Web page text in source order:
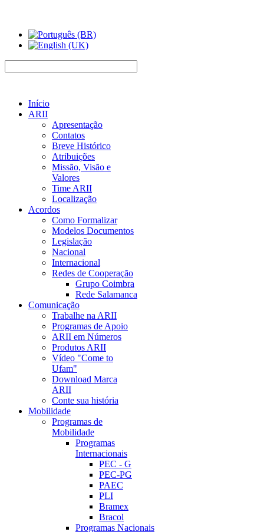
Início
ARII
Apresentação
Contatos
Breve Histórico
Atribuições
Missão, Visão e
Valores
Time ARII
Localização
Acordos
Como Formalizar
Modelos Documentos
Legislação
Nacional
Internacional
Redes de Cooperação
Grupo Coimbra
Rede Salamanca
Comunicação
Trabalhe na ARII
Programas de Apoio
ARII em Números
Produtos ARII
Vídeo "Come to
Ufam"
Download Marca
ARII
Conte sua história
Mobilidade
Programas de
Mobilidade
Programas
Internacionais
PEC - G
PEC-PG
PAEC
PLI
Bramex
Bracol
Programas Nacionais